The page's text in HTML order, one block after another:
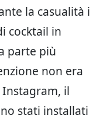
la casualità i
cocktail in
parte più
non era
il
stati installati